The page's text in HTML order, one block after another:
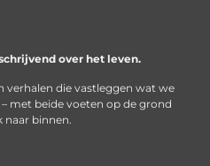
over het leven.
verhalen die vastleggen wat we
met beide voeten op de grond
naar binnen.